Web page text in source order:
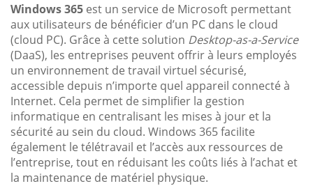
Windows 365 est un service de Microsoft permettant
aux utilisateurs de bénéficier d’un PC dans le cloud
(cloud PC). Grâce à cette solution Desktop-as-a-Service
(DaaS), les entreprises peuvent offrir à leurs employés
un environnement de travail virtuel sécurisé,
accessible depuis n’importe quel appareil connecté à
Internet. Cela permet de simplifier la gestion
informatique en centralisant les mises à jour et la
sécurité au sein du cloud. Windows 365 facilite
également le télétravail et l’accès aux ressources de
l’entreprise, tout en réduisant les coûts liés à l’achat et
la maintenance de matériel physique.